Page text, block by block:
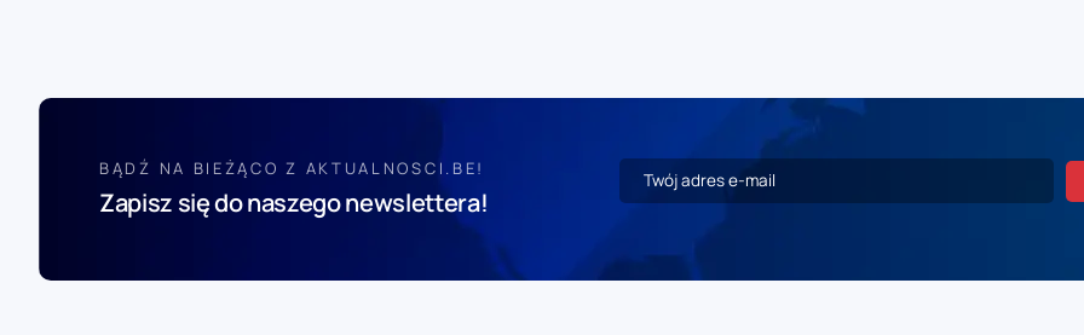
BĄDŹ NA BIEŻĄCO Z AKTUALNOSCI.BE!
Zapisz się do naszego newslettera!